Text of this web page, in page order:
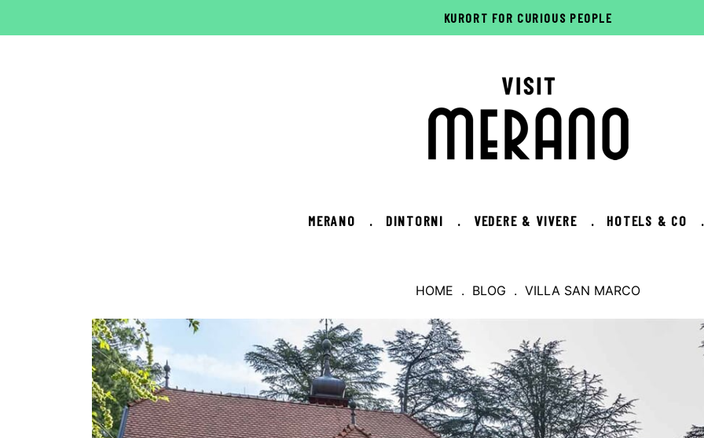
KURORT FOR CURIOUS PEOPLE
MERANO . DINTORNI . VEDERE & VIVERE . HOTELS & CO .
HOME . BLOG . VILLA SAN MARCO